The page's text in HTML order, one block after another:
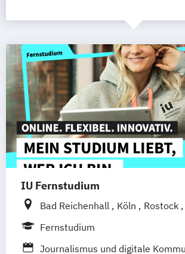
IU Fernstudium
Bad Reichenhall Köln Rostock
Kiel
Frankfurt am Main
Fernstudium
Journalismus und digitale